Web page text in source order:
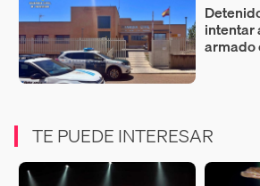
intentar
armado
TE PUEDE INTERESAR